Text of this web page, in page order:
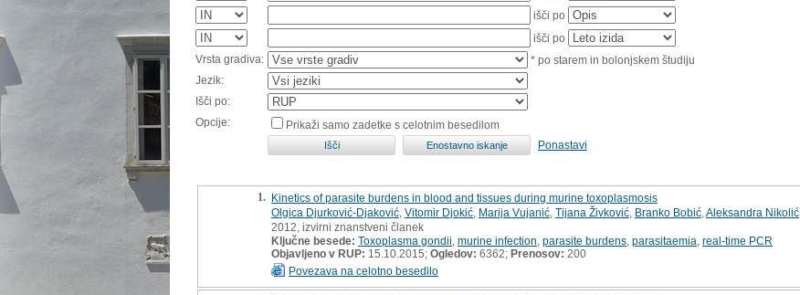
išči po
išči po
Vrsta gradiva:
* po starem in bolonjskem študiju
Jezik:
Išči po:
Opcije:
Prikaži samo zadetke s celotnim besedilom
Ponastavi
1. Kinetics of parasite burdens in blood and tissues during murine toxoplasmosis
Olgica Djurković-Djaković Vitomir Djokić Marija Vujanić Tijana Živković Branko Bobić Aleksandra Nikolić
2012, izvirni znanstveni članek
Ključne besede: Toxoplasma gondii murine infection parasite burdens parasitaemia real-time PCR
Objavljeno v RUP: 15.10.2015; Ogledov: 6362; Prenosov: 200
Povezava na celotno besedilo